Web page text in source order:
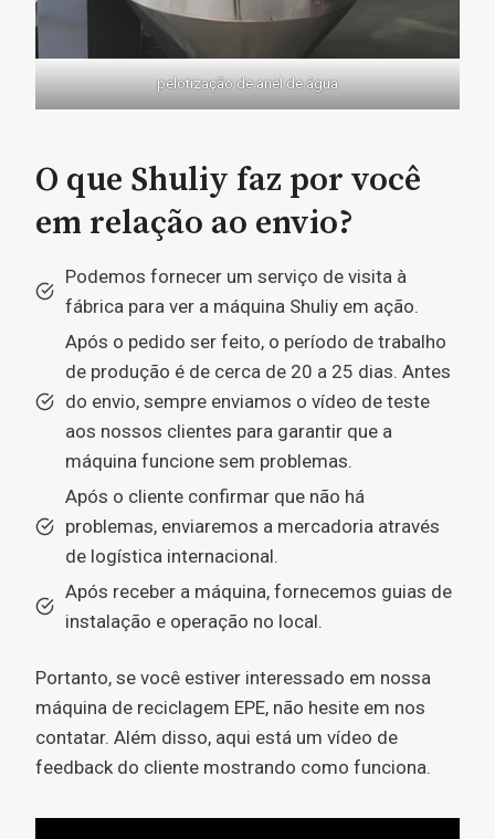
pelotização de anel de água
O que Shuliy faz por você
em relação ao envio?
Podemos fornecer um serviço de visita à
fábrica para ver a máquina Shuliy em ação.
Após o pedido ser feito, o período de trabalho
de produção é de cerca de 20 a 25 dias. Antes
do envio, sempre enviamos o vídeo de teste
aos nossos clientes para garantir que a
máquina funcione sem problemas.
Após o cliente confirmar que não há
problemas, enviaremos a mercadoria através
de logística internacional.
Após receber a máquina, fornecemos guias de
instalação e operação no local.
Portanto, se você estiver interessado em nossa
máquina de reciclagem EPE, não hesite em nos
contatar. Além disso, aqui está um vídeo de
feedback do cliente mostrando como funciona.